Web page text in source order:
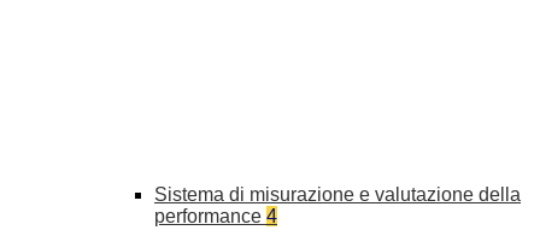
Sistema di misurazione e valutazione della
performance 4